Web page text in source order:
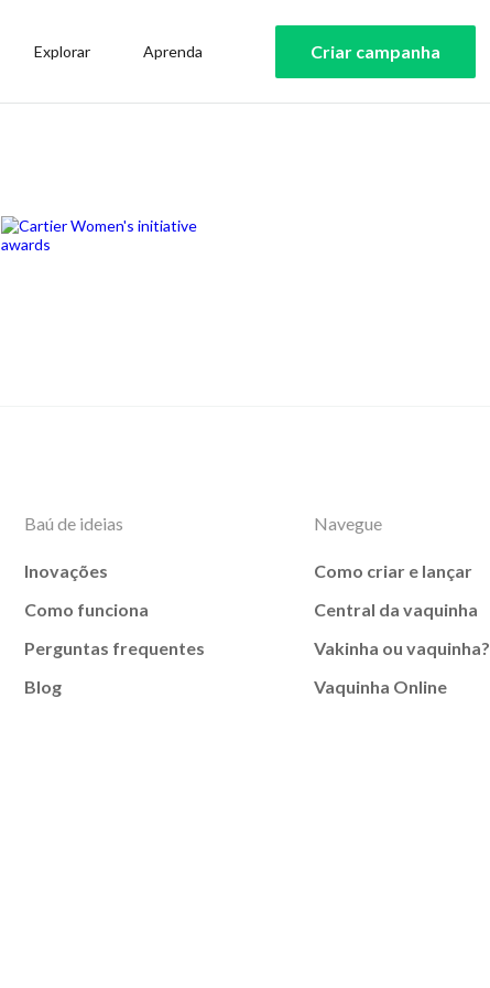
Explorar Aprenda Criar campanha
Baú de ideias
Inovações
Como funciona
Perguntas frequentes
Blog
Navegue
Como criar e lançar
Central da vaquinha
Vakinha ou vaquinha?
Vaquinha Online